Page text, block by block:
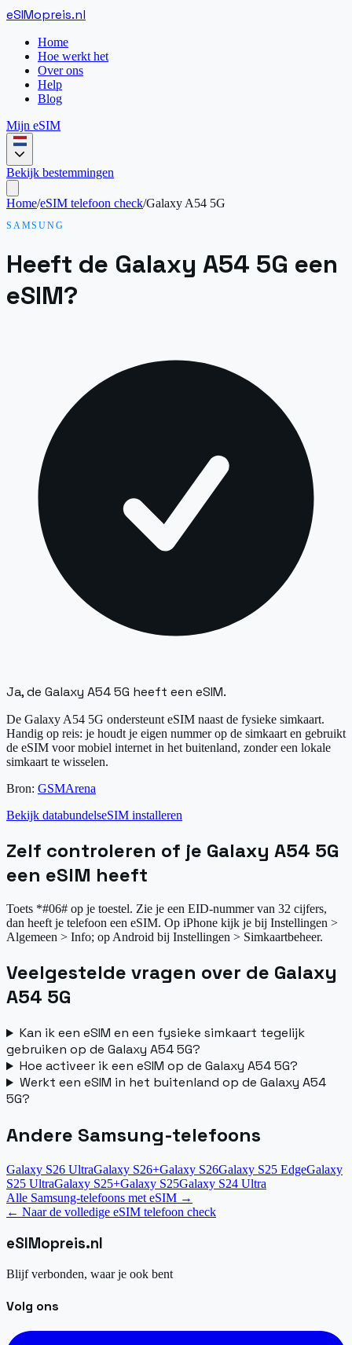
eSIMopreis.nl
Home
Hoe werkt het
Over ons
Help
Blog
Mijn eSIM
Bekijk bestemmingen
Home/eSIM telefoon check/Galaxy A54 5G
SAMSUNG
Heeft de Galaxy A54 5G een
eSIM?
Ja, de Galaxy A54 5G heeft een eSIM.
De Galaxy A54 5G ondersteunt eSIM naast de fysieke simkaart.
Handig op reis: je houdt je eigen nummer op de simkaart en gebruikt
de eSIM voor mobiel internet in het buitenland, zonder een lokale
simkaart te wisselen.
Bron: GSMArena
Bekijk databundelseSIM installeren
Zelf controleren of je Galaxy A54 5G
een eSIM heeft
Toets *#06# op je toestel. Zie je een EID-nummer van 32 cijfers,
dan heeft je telefoon een eSIM. Op iPhone kijk je bij Instellingen >
Algemeen > Info; op Android bij Instellingen > Simkaartbeheer.
Veelgestelde vragen over de Galaxy
A54 5G
Kan ik een eSIM en een fysieke simkaart tegelijk
gebruiken op de Galaxy A54 5G?
Hoe activeer ik een eSIM op de Galaxy A54 5G?
Werkt een eSIM in het buitenland op de Galaxy A54
5G?
Andere Samsung-telefoons
Galaxy S26 UltraGalaxy S26+Galaxy S26Galaxy S25 EdgeGalaxy
S25 UltraGalaxy S25+Galaxy S25Galaxy S24 Ultra
Alle Samsung-telefoons met eSIM →
← Naar de volledige eSIM telefoon check
eSIMopreis.nl
Blijf verbonden, waar je ook bent
Volg ons